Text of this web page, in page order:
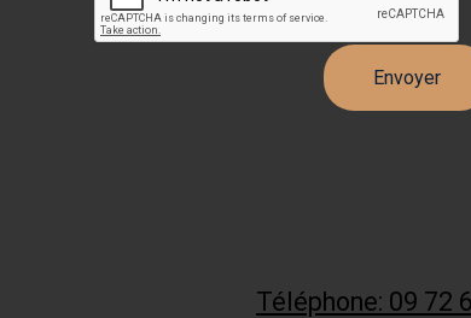
Téléphone: 09 72